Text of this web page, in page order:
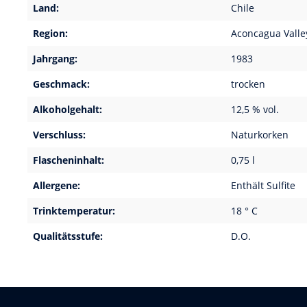
Land:
Chile
Region:
Aconcagua
Jahrgang:
1983
Geschmack:
trocken
Alkoholgehalt:
12,5 % vol.
Verschluss:
Naturkorken
Flascheninhalt:
0,75 l
Allergene:
Enthält Sulfite
Trinktemperatur:
18 ° C
Qualitätsstufe:
D.O.